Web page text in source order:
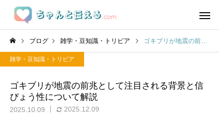
ブログ 雑学・豆知識・トリビア ゴキブリが地震の前兆として注目される背景と信ぴょう性について解説
雑学・豆知識・トリビア
ゴキブリが地震の前兆として注目される背景と信
ぴょう性について解説
2025.10.09 2025.12.09